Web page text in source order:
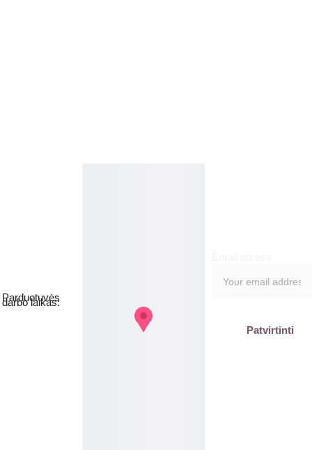
Patvirtinti
Parduotuvės
darbo laikas: